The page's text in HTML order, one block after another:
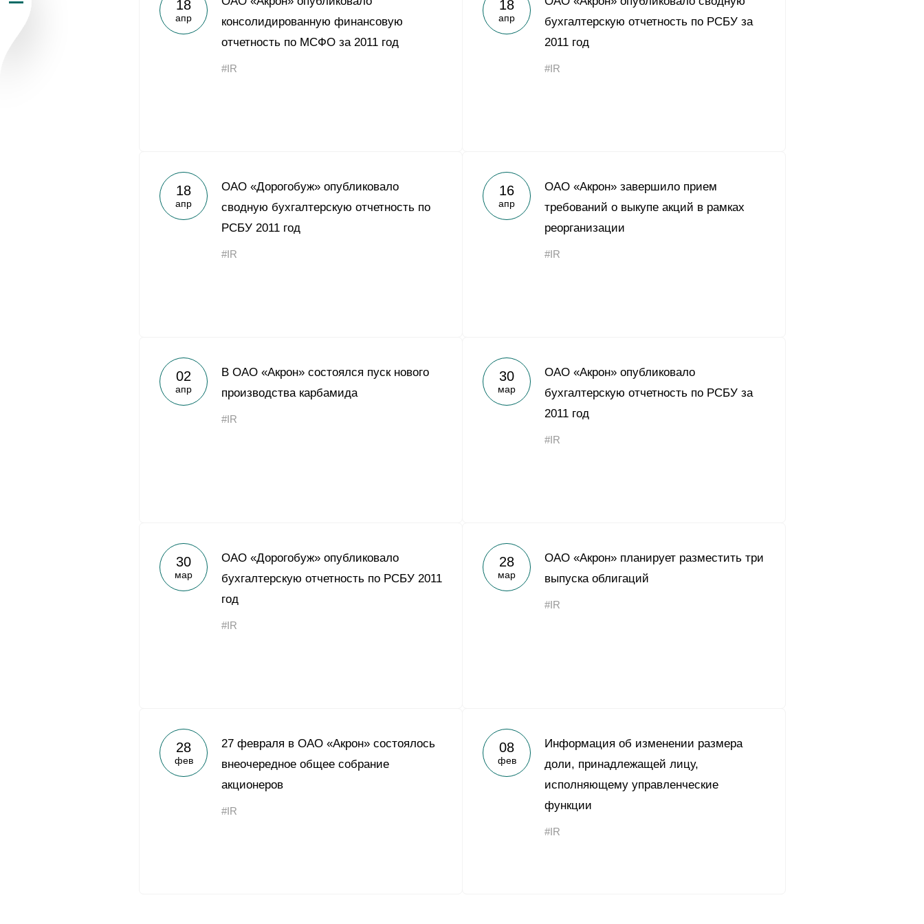
Yong Sheng Feng
Acron Argentina S.R.L
Acron Brasil Ltda.
Пресс-центр
Карьера
18
апр
консолидированную финансовую
отчетность по МСФО за 2011 год
#IR
18
апр
бухгалтерскую отчетность по РСБУ за
2011 год
#IR
18
апр
ОАО «Дорогобуж» опубликовало
сводную бухгалтерскую отчетность по
РСБУ 2011 год
#IR
16
апр
ОАО «Акрон» завершило прием
требований о выкупе акций в рамках
реорганизации
#IR
02
апр
В ОАО «Акрон» состоялся пуск нового
производства карбамида
#IR
30
мар
ОАО «Акрон» опубликовало
бухгалтерскую отчетность по РСБУ за
2011 год
#IR
30
мар
ОАО «Дорогобуж» опубликовало
бухгалтерскую отчетность по РСБУ 2011
год
#IR
28
мар
ОАО «Акрон» планирует разместить три
выпуска облигаций
#IR
28
фев
27 февраля в ОАО «Акрон» состоялось
внеочередное общее собрание
акционеров
#IR
08
фев
Информация об изменении размера
доли, принадлежащей лицу,
исполняющему управленческие
функции
#IR